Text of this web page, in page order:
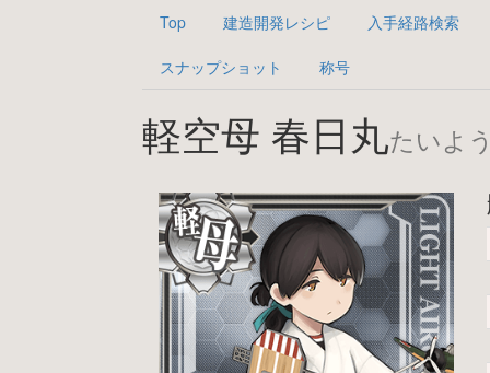
Top 建造開発レシピ 入手経路検索
スナップショット 称号
軽空母 春日丸たいよ